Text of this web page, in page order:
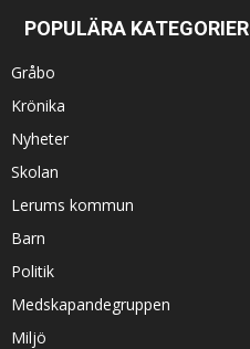
POPULÄRA KATEGORIER
Gråbo
Krönika
Nyheter
Skolan
Lerums kommun
Barn
Politik
Medskapandegruppen
Miljö